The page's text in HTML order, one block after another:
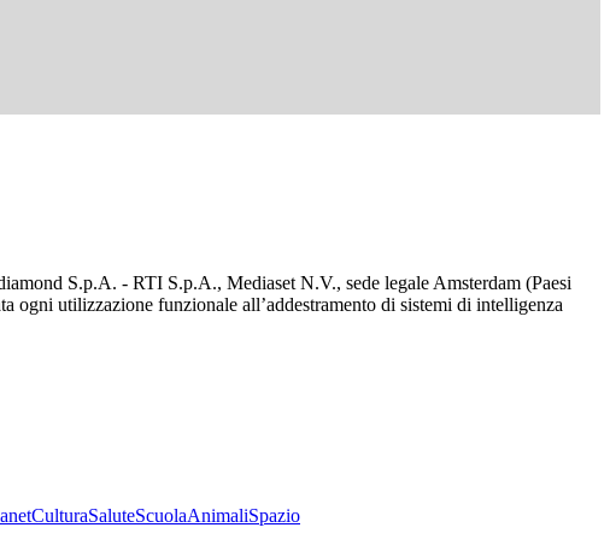
S.p.A. - RTI S.p.A., Mediaset N.V., sede legale Amsterdam (Paesi
ogni utilizzazione funzionale all’addestramento di sistemi di intelligenza
CulturaSaluteScuolaAnimaliSpazio